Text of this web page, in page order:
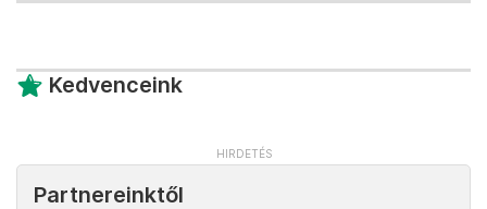
Kedvenceink
Partnereinktől